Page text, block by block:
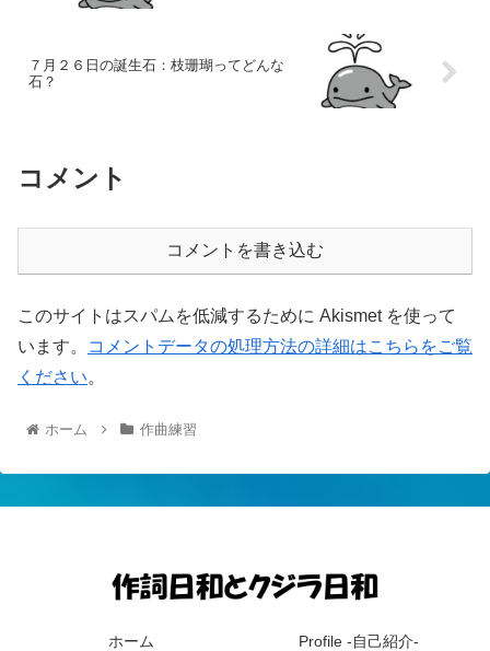
７月２６日の誕生石：枝珊瑚ってどんな
石？
コメント
コメントを書き込む
このサイトはスパムを低減するために Akismet を使って
います。
コメントデータの処理方法の詳細はこちらをご覧
ください。
ホーム 作曲練習
ホーム Profile -自己紹介-